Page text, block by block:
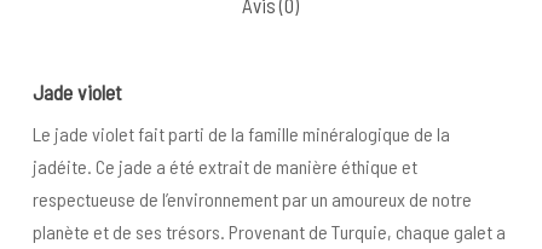
Avis (0)
Jade violet
Le jade violet fait parti de la famille minéralogique de la
jadéite. Ce jade a été extrait de manière éthique et
respectueuse de l’environnement par un amoureux de notre
planète et de ses trésors. Provenant de Turquie, chaque galet a